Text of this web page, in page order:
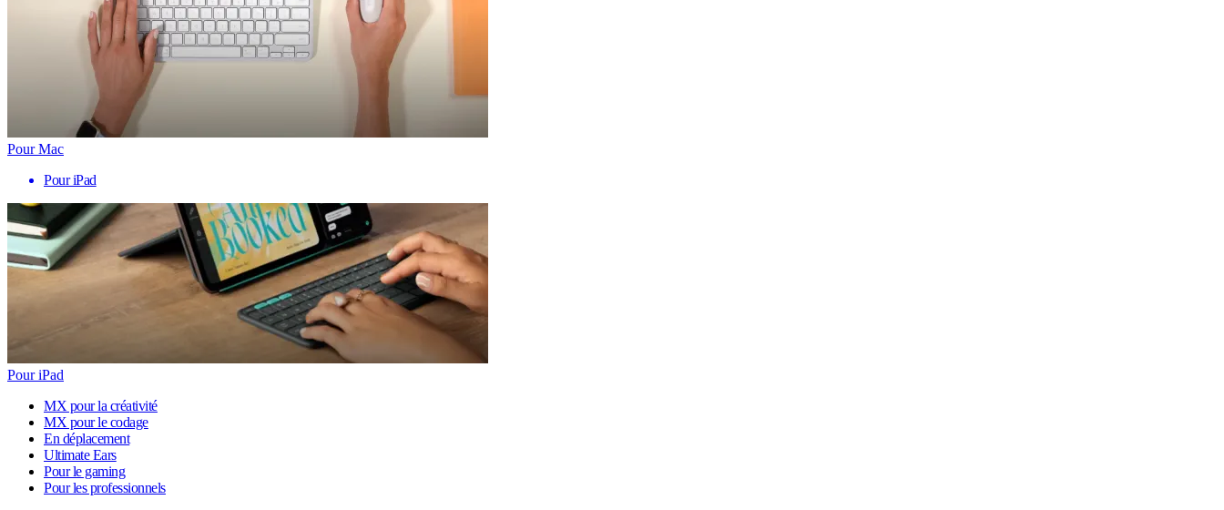
Pour Mac
Pour iPad
Pour iPad
MX pour la créativité
MX pour le codage
En déplacement
Ultimate Ears
Pour le gaming
Pour les professionnels